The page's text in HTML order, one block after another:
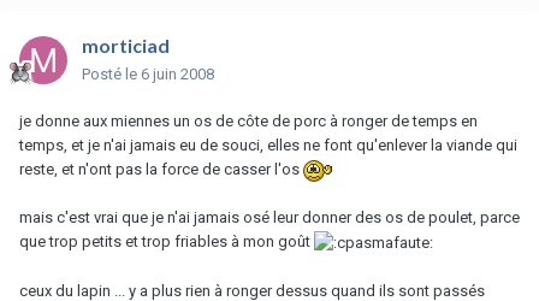
morticiad
Posté le 6 juin 2008
je donne aux miennes un os de côte de porc à ronger de temps en
temps, et je n'ai jamais eu de souci, elles ne font qu'enlever la viande qui
reste, et n'ont pas la force de casser l'os
mais c'est vrai que je n'ai jamais osé leur donner des os de poulet, parce
que trop petits et trop friables à mon goût
ceux du lapin ... y a plus rien à ronger dessus quand ils sont passés